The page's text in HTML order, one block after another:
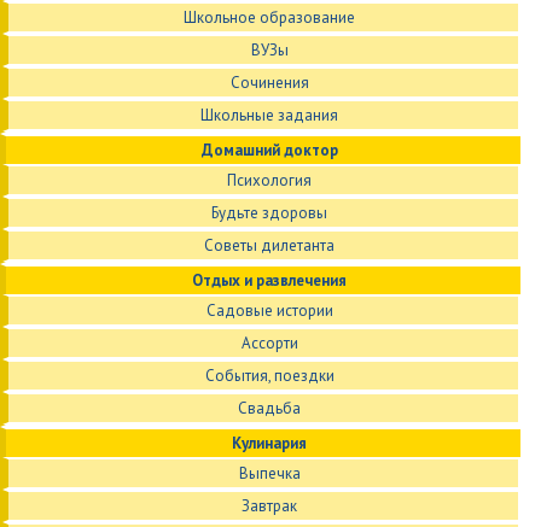
Школьное образование
ВУЗы
Сочинения
Школьные задания
Домашний доктор
Психология
Будьте здоровы
Советы дилетанта
Отдых и развлечения
Садовые истории
Ассорти
События, поездки
Свадьба
Кулинария
Выпечка
Завтрак